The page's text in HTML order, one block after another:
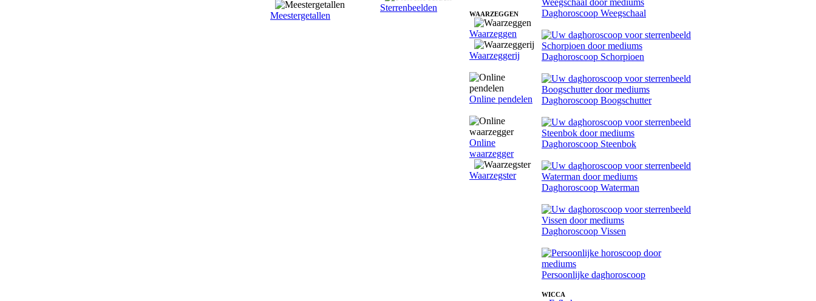
Meestergetallen
Sterrenbeelden
WAARZEGGEN
Waarzeggen
Waarzeggerij
Online pendelen
Online
waarzegger
Waarzegster
Daghoroscoop Weegschaal
Daghoroscoop Schorpioen
Daghoroscoop Boogschutter
Daghoroscoop Steenbok
Daghoroscoop Waterman
Daghoroscoop Vissen
Persoonlijke daghoroscoop
WICCA